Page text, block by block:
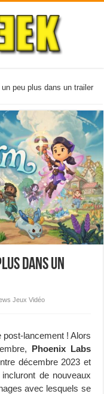
peu plus dans un trailer
dans un
Jeux Vidéo
lancement ! Alors
Phoenix Labs
décembre 2023 et
de nouveaux
avec lesquels se